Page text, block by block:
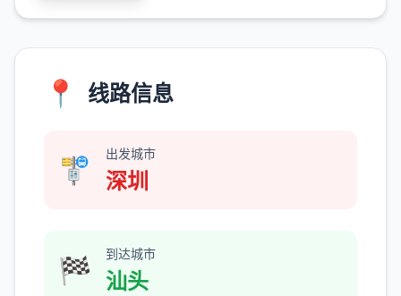
📍 线路信息
🚏 出发城市
深圳
🏁 到达城市
汕头